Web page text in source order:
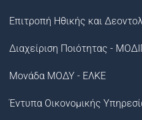
Επιτροπή Ηθικής και
Διαχείριση Ποιότητας -
Μονάδα ΜΟΔΥ - ΕΛΚΕ
Έντυπα Οικονομικής